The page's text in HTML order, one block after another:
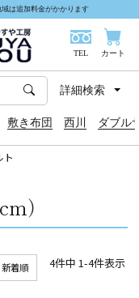
は追加料金がかかります
TEL カート
敷き布団 西川 ダブル
詳細検索
ト
）
新着順 4件中 1-4件表示